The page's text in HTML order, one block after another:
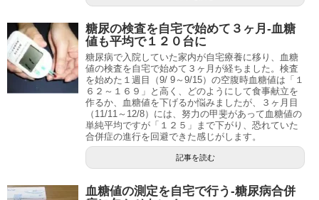
糖尿の検査を自宅で始めて３ヶ月-血糖
値も平均で１２０台に
糖尿病で入院していた家内が自宅療養に移り、血糖
値の検査を自宅で始めて３ヶ月が経ちました。検査
を始めた１週目（9/ 9～9/15）の空腹時血糖値は「１
６２～１６９」と高く、どのようにして食事献立を
作るか、血糖値を下げるか悩みましたが、３ヶ月目
（11/11～12/8）には、努力の甲斐があって血糖値の
単純平均ですが「１２５」まで下がり、恐れていた
合併症の進行を回避できた感じがします。
記事を読む
血糖値の測定を自宅で行う-糖尿病合併